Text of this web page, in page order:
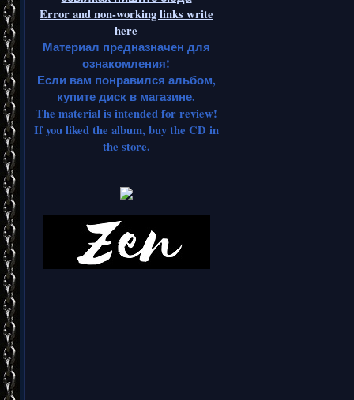
Error and non-working links write
here
Материал предназначен для
ознакомления!
Если вам понравился альбом,
купите диск в магазине.
The material is intended for review!
If you liked the album, buy the CD in
the store.